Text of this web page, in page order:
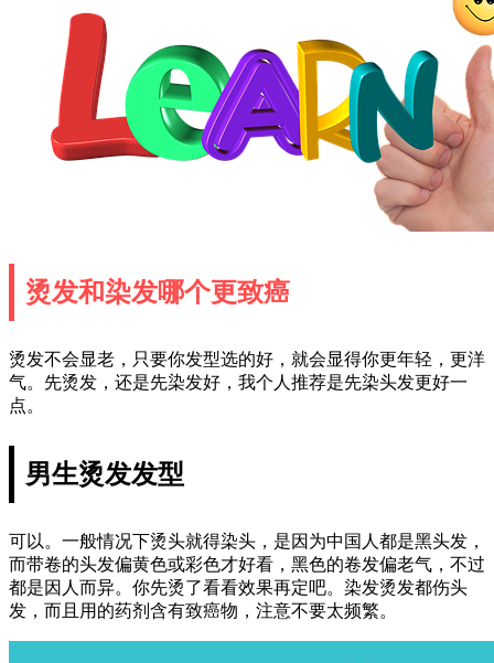
烫发和染发哪个更致癌
烫发不会显老，只要你发型选的好，就会显得你更年轻，更洋
气。先烫发，还是先染发好，我个人推荐是先染头发更好一
点。
男生烫发发型
可以。一般情况下烫头就得染头，是因为中国人都是黑头发，
而带卷的头发偏黄色或彩色才好看，黑色的卷发偏老气，不过
都是因人而异。你先烫了看看效果再定吧。染发烫发都伤头
发，而且用的药剂含有致癌物，注意不要太频繁。